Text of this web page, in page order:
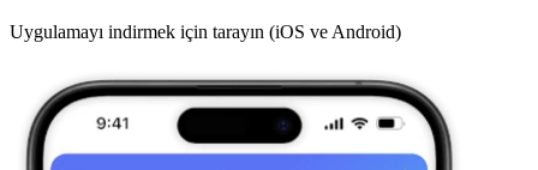
Uygulamayı indirmek için tarayın (iOS ve Android)